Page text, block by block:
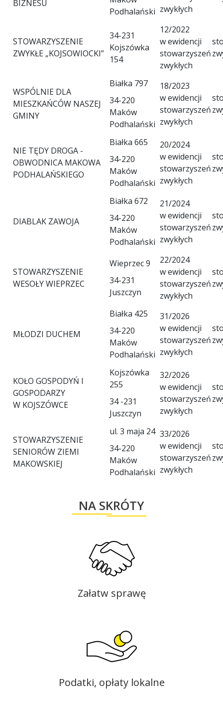
BIZNESU
Podhalański zwykłych
STOWARZYSZENIE
ZWYKŁE „KOJSOWIOCKI”
34-231
Kojszówka
154
12/2022
w ewidencji
stowarzyszeń
zwykłych
WSPÓLNIE DLA
MIESZKAŃCÓW NASZEJ
GMINY
Białka 797
34-220
Maków
Podhalański
18/2023
w ewidencji
stowarzyszeń
zwykłych
NIE TĘDY DROGA -
OBWODNICA MAKOWA
PODHALAŃSKIEGO
Białka 665
34-220
Maków
Podhalański
20/2024
w ewidencji
stowarzyszeń
zwykłych
DIABLAK ZAWOJA
Białka 672
34-220
Maków
Podhalański
21/2024
w ewidencji
stowarzyszeń
zwykłych
STOWARZYSZENIE
WESOŁY WIEPRZEC
Wieprzec 9
34-231
Juszczyn
22/2024
w ewidencji
stowarzyszeń
zwykłych
MŁODZI DUCHEM
Białka 425
34-220
Maków
Podhalański
31/2026
w ewidencji
stowarzyszeń
zwykłych
KOŁO GOSPODYŃ I
GOSPODARZY
W KOJSZÓWCE
Kojszówka
255
34 -231
Juszczyn
32/2026
w ewidencji
stowarzyszeń
zwykłych
STOWARZYSZENIE
SENIORÓW ZIEMI
MAKOWSKIEJ
ul. 3 maja 24
34-220
Maków
Podhalański
33/2026
w ewidencji
stowarzyszeń
zwykłych
NA SKRÓTY
Załatw sprawę
Podatki, opłaty lokalne